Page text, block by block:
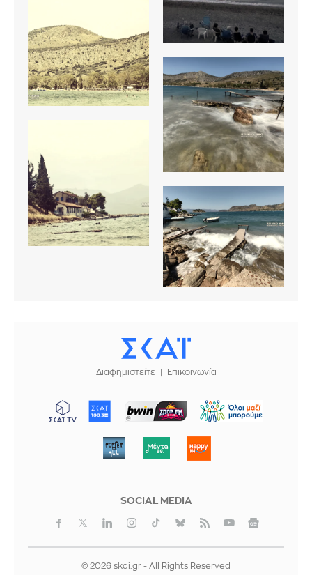
Διαφημιστείτε Επικοινωνία
ΜΠΟΡΟΥΜΕ
SOCIAL MEDIA
© 2026 skai.gr - All Rights Reserved